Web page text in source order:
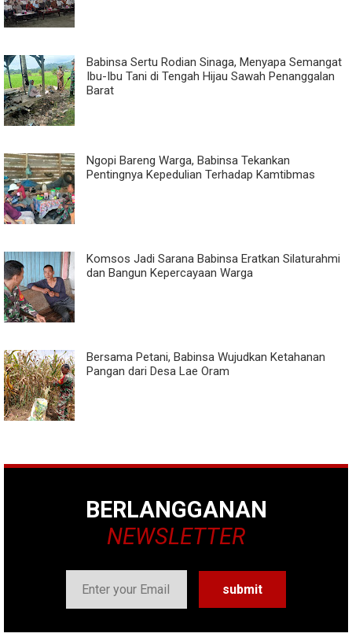
Babinsa Sertu Rodian Sinaga, Menyapa Semangat
Ibu-Ibu Tani di Tengah Hijau Sawah Penanggalan
Barat
Ngopi Bareng Warga, Babinsa Tekankan
Pentingnya Kepedulian Terhadap Kamtibmas
Komsos Jadi Sarana Babinsa Eratkan Silaturahmi
dan Bangun Kepercayaan Warga
Bersama Petani, Babinsa Wujudkan Ketahanan
Pangan dari Desa Lae Oram
BERLANGGANAN
NEWSLETTER